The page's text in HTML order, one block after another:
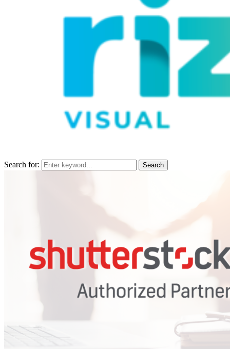
Search for: Search